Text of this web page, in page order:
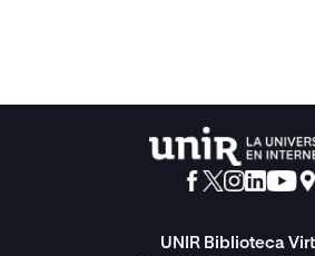
UNIR Biblioteca